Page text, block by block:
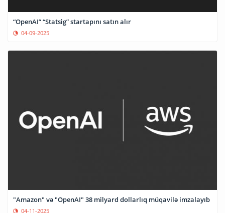
“OpenAI” “Statsig” startapını satın alır
04-09-2025
"Amazon" və "OpenAI" 38 milyard dollarlıq müqavilə imzalayıb
04-11-2025